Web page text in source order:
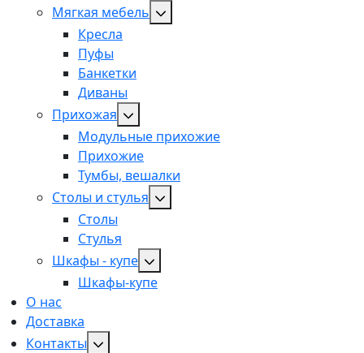
Мягкая мебель
Кресла
Пуфы
Банкетки
Диваны
Прихожая
Модульные прихожие
Прихожие
Тумбы, вешалки
Столы и стулья
Столы
Стулья
Шкафы - купе
Шкафы-купе
О нас
Доставка
Контакты